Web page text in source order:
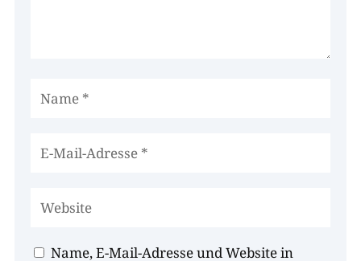
Name, E-Mail-Adresse und Website in